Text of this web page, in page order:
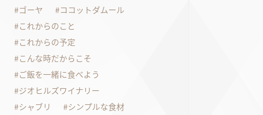
ゴーヤ
ココットダムール
これからのこと
これからの予定
こんな時だからこそ
ご飯を一緒に食べよう
ジオヒルズワイナリー
シャブリ
シンプルな食材